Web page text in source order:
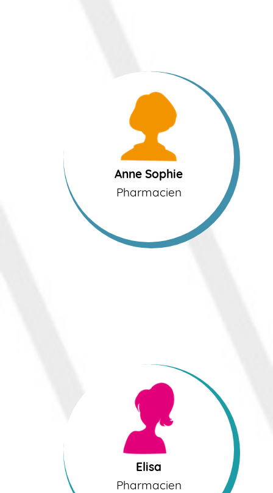
Anne Sophie
Pharmacien
Anne Sophie
Pharmacien
Elisa
Pharmacien
Elisa
Pharmacien